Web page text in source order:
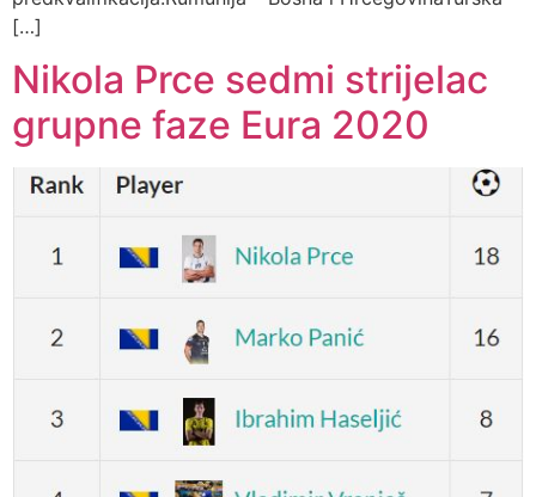
[…]
Nikola Prce sedmi strijelac
grupne faze Eura 2020